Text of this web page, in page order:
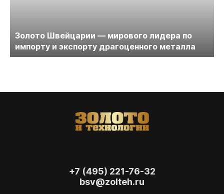
Золото Швейцарии — мирового лидера по
импорту и экспорту драгоценного металла
+7 (495) 221-76-32
bsv@zolteh.ru